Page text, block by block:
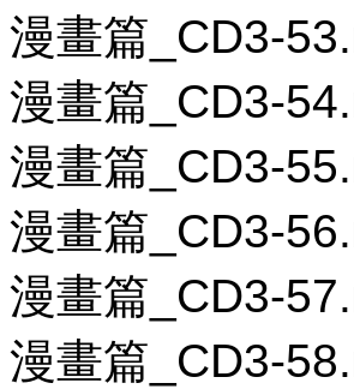
漫畫篇_CD3-
漫畫篇_CD3-
漫畫篇_CD3-
漫畫篇_CD3-
漫畫篇_CD3-
漫畫篇_CD3-